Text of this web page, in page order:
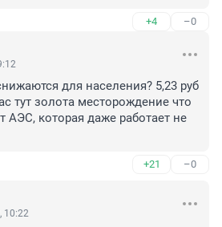
+4 –0
для населения? 5,23 руб
тут золота месторождение что
АЭС, которая даже работает не
+21 –0
10:22